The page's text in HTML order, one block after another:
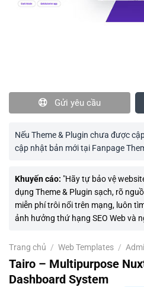
Gửi yêu cầu
Nếu Theme & Plugin chưa được
cập nhật bản mới tại Fanpage
Khuyến cáo: "Hãy tự bảo vệ
dụng Theme & Plugin sạch, rõ
miễn phí trôi nổi trên mạng, luôn
ảnh hưởng thứ hạng SEO Web và
Trang chủ / Web Templates /
Tairo – Multipurpose
Dashboard System